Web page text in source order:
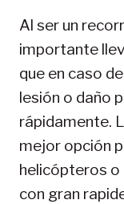
Al ser un
importante
que en caso
lesión o daño
rápidamente.
mejor opción
helicópteros o
con gran